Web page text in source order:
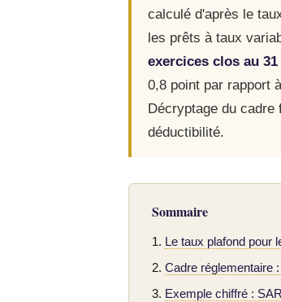
calculé d'après le
les prêts à taux
exercices clos au
0,8 point par rapport
Décryptage du
déductibilité.
Sommaire
Le taux plafond pour
Cadre réglementaire
Exemple chiffré :